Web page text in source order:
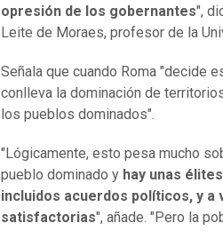
opresión de los gobernantes",
Leite de Moraes, profesor de la
Señala que cuando Roma "decide
conlleva la dominación de
los pueblos dominados".
"Lógicamente, esto pesa mucho
pueblo dominado y hay unas
incluidos acuerdos políticos, y
satisfactorias", añade. "Pero la